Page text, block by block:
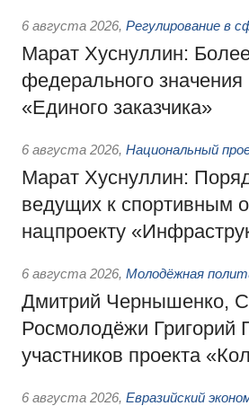
6 августа 2026, Регулирование в
Марат Хуснуллин:
федерального
«Единого заказчика»
6 августа 2026, Национальный
Марат Хуснуллин:
ведущих к спортивным
нацпроекту
6 августа 2026, Молодёжная
Дмитрий Чернышенко,
Росмолодёжи Григорий
участников проекта
6 августа 2026, Евразийский